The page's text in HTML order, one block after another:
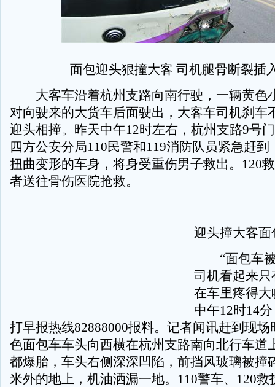
面包迎头狠撞大客 司机腿骨断裂插
大客车沿着杭州支路向南行驶，一辆黄色
对向驶来的大货车后面驶出，大客车司机刹车
迎头相撞。昨天中午12时左右，杭州支路9号
四方公安分局110民警和119消防队员紧急赶到
扭曲变形的车身，将身受重伤男子救出。120
者送往骨伤医院抢救。
迎头撞大客面
“面包车被
司机看起来
在车里疼得大
中午12时14
打早报热线82888000报料。记者闻讯赶到现
色面包车车头向西横在杭州支路南向北行车道
都爆胎，车头右侧深深凹陷，前挡风玻璃被撞
米外的地上，机油洒漏一地。110警车、120救